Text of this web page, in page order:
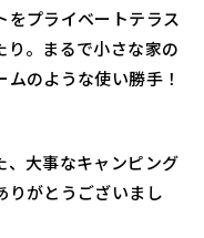
をプライベートテラス
り。まるで小さな家の
のような使い勝手！
、大事なキャンピング
りがとうございまし